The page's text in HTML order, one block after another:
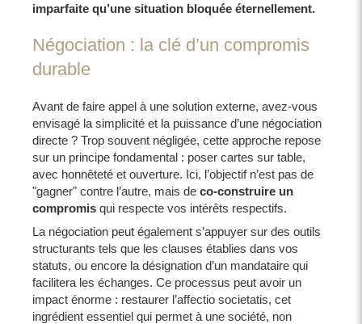
imparfaite qu’une situation bloquée éternellement.
Négociation : la clé d’un compromis
durable
Avant de faire appel à une solution externe, avez-vous
envisagé la simplicité et la puissance d’une négociation
directe ? Trop souvent négligée, cette approche repose
sur un principe fondamental : poser cartes sur table,
avec honnêteté et ouverture. Ici, l’objectif n’est pas de
"gagner" contre l’autre, mais de co-construire un
compromis qui respecte vos intérêts respectifs.
La négociation peut également s’appuyer sur des outils
structurants tels que les clauses établies dans vos
statuts, ou encore la désignation d’un mandataire qui
facilitera les échanges. Ce processus peut avoir un
impact énorme : restaurer l’affectio societatis, cet
ingrédient essentiel qui permet à une société, non